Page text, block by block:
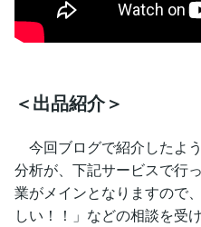
＜出品紹介＞
今回ブログで紹介したよ
分析が、下記サービスで行
業がメインとなりますので
しい！！」などの相談を受